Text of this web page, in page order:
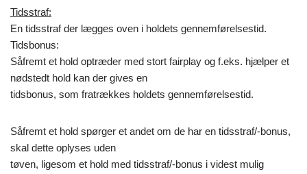
Tidsstraf:
En tidsstraf der lægges oven i holdets gennemførelsestid.
Tidsbonus:
Såfremt et hold optræder med stort fairplay og f.eks. hjælper et
nødstedt hold kan der gives en
tidsbonus, som fratrækkes holdets gennemførelsestid.
Såfremt et hold spørger et andet om de har en tidsstraf/-­­bonus,
skal dette oplyses uden
tøven, ligesom et hold med tidsstraf/-­­bonus i videst mulig